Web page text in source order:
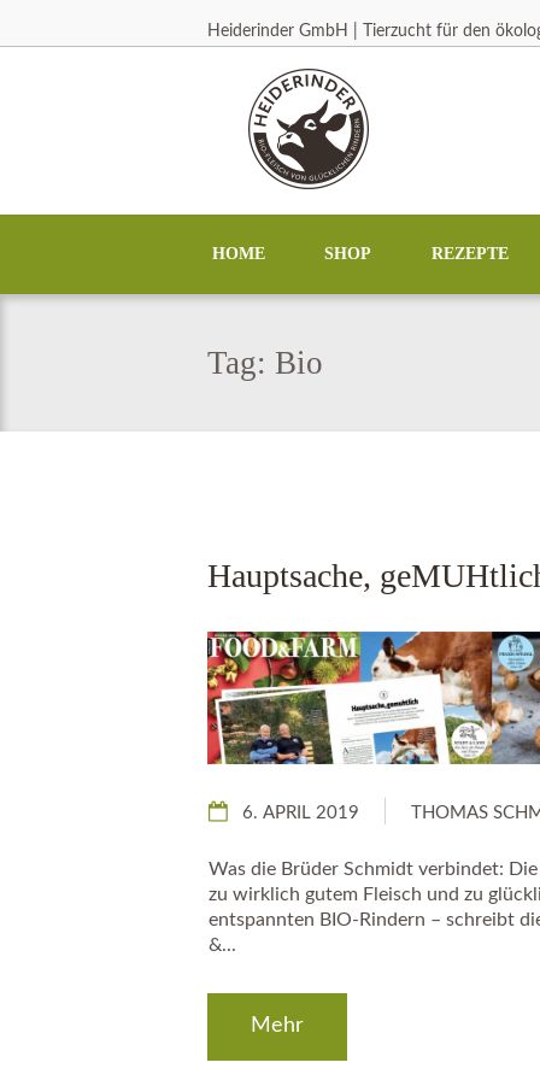
Heiderinder GmbH | Tierzucht für den
HOME SHOP REZEPTE
Tag: Bio
Hauptsache,
6. APRIL 2019 THOMAS
Was die Brüder Schmidt verbindet: Die
zu wirklich gutem Fleisch und zu
entspannten BIO-Rindern – schreibt
&...
Mehr